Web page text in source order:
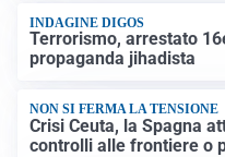
INDAGINE DIGOS
Terrorismo, arrestato
propaganda jihadista
NON SI FERMA LA TENSIONE
Crisi Ceuta, la Spagna
controlli alle frontiere o